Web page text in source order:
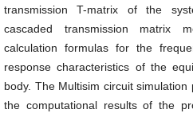
transmission T-matrix of the
cascaded transmission matrix
calculation formulas for the
response characteristics of the
body. The Multisim circuit
the computational results of the